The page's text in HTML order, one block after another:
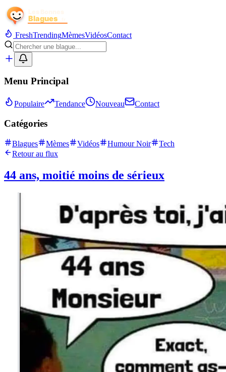
FreshTrendingMèmesVidéosContact
Menu Principal
Populaire Tendance Nouveau Contact
Catégories
Blagues Mèmes Vidéos Humour Noir
Tech
Retour au flux
44 ans, moitié moins de sérieux